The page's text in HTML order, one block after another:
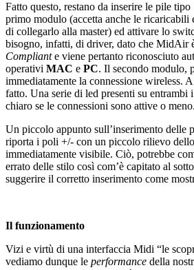
Fatto questo, restano da inserire le pile
primo modulo (accetta anche le ricaricabili
di collegarlo alla master) ed attivare lo
bisogno, infatti, di driver, dato che MidAir
Compliante viene pertanto riconosciuto
operativi MAC e PC. Il secondo modulo,
immediatamente la connessione wireless.
fatto. Una serie di led presenti su
chiaro se le connessioni sono attive o meno.
Un piccolo appunto sull’inserimento delle
riporta i poli +/- con un piccolo rilievo dello
immediatamente visibile. Ciò, potrebbe
errato delle stilo così com’è capitato al
suggerire il corretto inserimento come
Il funzionamento
Vizi e virtù di una interfaccia Midi “le
vediamo dunque le performance della